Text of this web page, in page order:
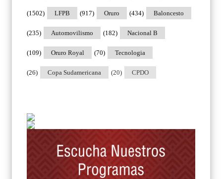
LFPB
(1502) Oruro
(917) Baloncesto
(434)
Automovilismo
(235) Nacional B
(182)
Oruro Royal
(109) Tecnologia
(70)
Copa Sudamericana
(26) CPDO
(20)